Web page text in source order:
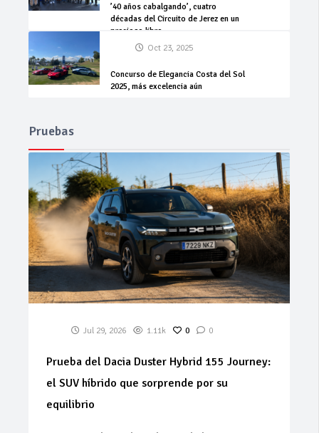
’40 años cabalgando’, cuatro
décadas del Circuito de Jerez en un
precioso libro
Oct 23, 2025
Concurso de Elegancia Costa del Sol
2025, más excelencia aún
Pruebas
Jul 29, 2026 1.11k 0 0
Prueba del Dacia Duster Hybrid 155 Journey:
el SUV híbrido que sorprende por su
equilibrio